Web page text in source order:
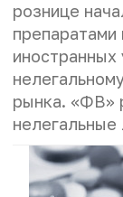
рознице
препаратами
рынка. «ФВ»
нелегальные